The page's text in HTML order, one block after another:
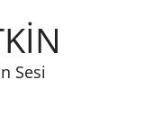
Sesi